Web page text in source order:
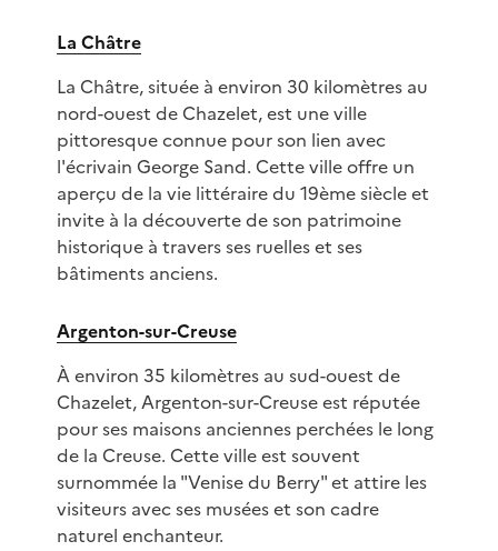
La Châtre
La Châtre, située à environ 30 kilomètres au
nord-ouest de Chazelet, est une ville
pittoresque connue pour son lien avec
l'écrivain George Sand. Cette ville offre un
aperçu de la vie littéraire du 19ème siècle et
invite à la découverte de son patrimoine
historique à travers ses ruelles et ses
bâtiments anciens.
Argenton-sur-Creuse
À environ 35 kilomètres au sud-ouest de
Chazelet, Argenton-sur-Creuse est réputée
pour ses maisons anciennes perchées le long
de la Creuse. Cette ville est souvent
surnommée la "Venise du Berry" et attire les
visiteurs avec ses musées et son cadre
naturel enchanteur.